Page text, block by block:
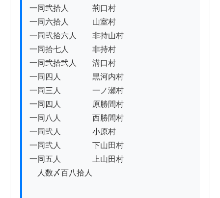
一同弐拾人　　　荊口村
一同六拾人　　　山室村
一同弐拾六人　　非持山村
一同拾七人　　　非持村
一同弐拾弐人　　溝口村
一同四人　　　　黒河内村
一同三人　　　　一ノ瀬村
一同四人　　　　原勝間村
一同八人　　　　西勝間村
一同弐人　　　　小原村
一同弐人　　　　下山田村
一同五人　　　　上山田村
人数〆百八拾人